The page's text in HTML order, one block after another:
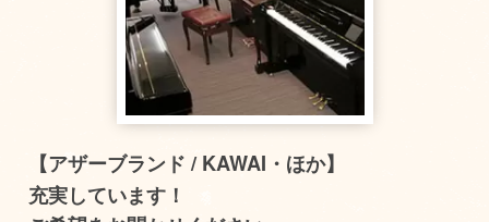
【アザーブランド / KAWAI・ほか】
充実しています！